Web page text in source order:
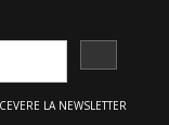
teamviewer
LA NEWSLETTER